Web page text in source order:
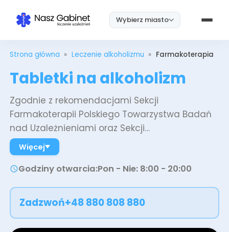
Wybierz miasto
Strona główna » Leczenie alkoholizmu » Farmakoterapia
Tabletki na alkoholizm
Zgodnie z rekomendacjami Sekcji
Farmakoterapii Polskiego Towarzystwa Badań
nad Uzależnieniami oraz Sekcji
Psychofarmakologii Polskiego Towarzystwa
Psychiatrycznego, każda osoba uzależniona od
alkoholu powinna być brana pod uwagę jako
odstąpienie od leczenia opartego na
dowodach naukowych wymaga uzasadnienia.
Podkreśla się jednak, że farmakoterapia
Więcej
Godziny otwarcia:Pon - Nie: 8:00 - 20:00
Zadzwoń+48 880 808 880